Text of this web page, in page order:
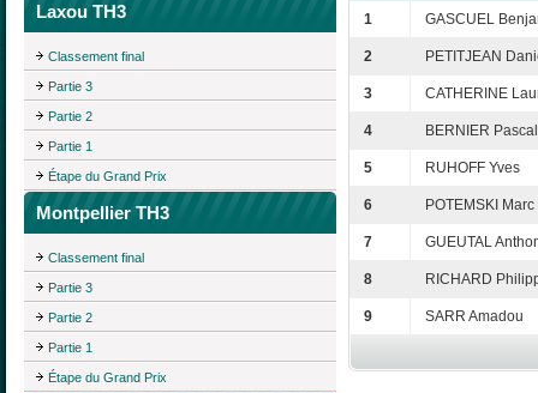
Laxou TH3
Classement final
Partie 3
Partie 2
Partie 1
Étape du Grand Prix
Montpellier TH3
Classement final
Partie 3
Partie 2
Partie 1
Étape du Grand Prix
1 GASCUEL
2 PETITJEAN
3 CATHERINE
4 BERNIER Pascal
5 RUHOFF Yves
6 POTEMSKI Marc
7 GUEUTAL
8 RICHARD
9 SARR Amadou